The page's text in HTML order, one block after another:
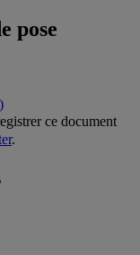
pose
ce document
.